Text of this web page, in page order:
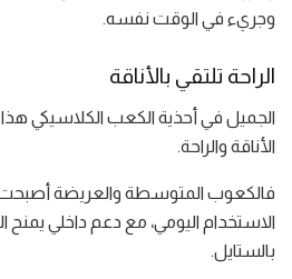
وجريء في الوقت نفسه.
الراحة تلتقي بالأناقة
الجميل في أحذية الكعب الكلاسيكي
الأناقة والراحة.
فالكعوب المتوسطة والعريضة أصبحت
الاستخدام اليومي، مع دعم داخلي يمنح
بالستايل.